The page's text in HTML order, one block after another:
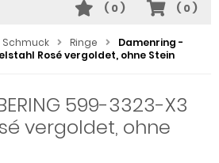
( 0)
( 0)
Schmuck Ringe
Damenring -
Rosé vergoldet, ohne Stein
599-3323-X3
vergoldet, ohne